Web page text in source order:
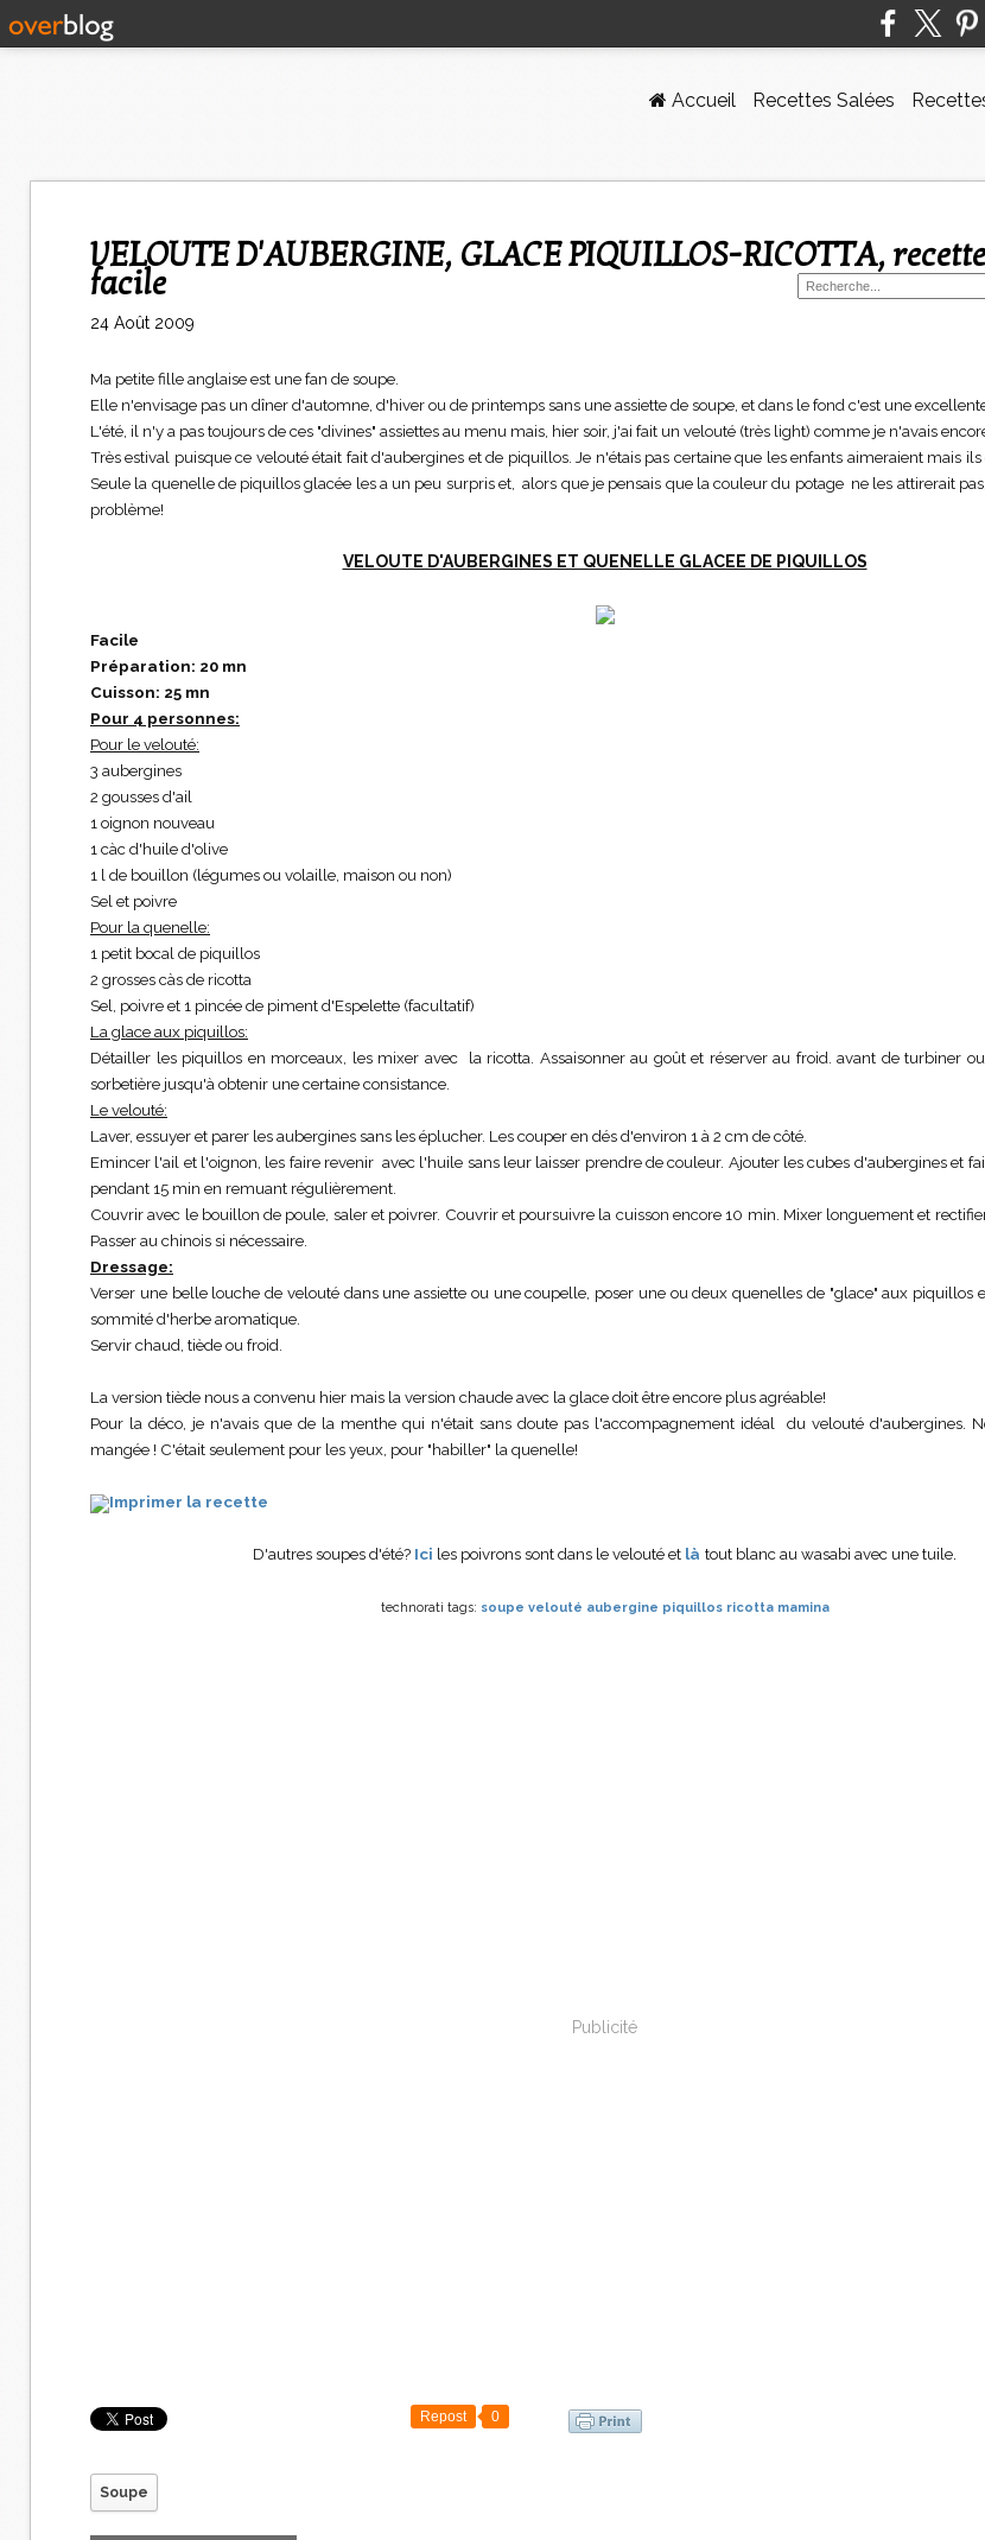
Accueil Recettes Salées
VELOUTE D'AUBERGINE, GLACE PIQUILLOS-RICOTTA, recette light et
facile
24 Août 2009
Ma petite fille anglaise est une fan de soupe.
Elle n'envisage pas un dîner d'automne, d'hiver ou de printemps sans une assiette de soupe, et dans le fond c'est une
L'été, il n'y a pas toujours de ces "divines" assiettes au menu mais, hier soir, j'ai fait un velouté (très light) comme je n'avais
Très estival puisque ce velouté était fait d'aubergines et de piquillos. Je n'étais pas certaine que les enfants aimeraient mais
Seule la quenelle de piquillos glacée les a un peu surpris et, alors que je pensais que la couleur du potage ne les attirerait
problème!
VELOUTE D'AUBERGINES ET QUENELLE GLACEE DE PIQUILLOS
Facile
Préparation: 20 mn
Cuisson: 25 mn
Pour 4 personnes:
Pour le velouté:
3 aubergines
2 gousses d'ail
1 oignon nouveau
1 càc d'huile d'olive
1 l de bouillon (légumes ou volaille, maison ou non)
Sel et poivre
Pour la quenelle:
1 petit bocal de piquillos
2 grosses càs de ricotta
Sel, poivre et 1 pincée de piment d'Espelette (facultatif)
La glace aux piquillos:
Détailler les piquillos en morceaux, les mixer avec la ricotta. Assaisonner au goût et réserver au froid. avant de turbiner
sorbetière jusqu'à obtenir une certaine consistance.
Le velouté:
Laver, essuyer et parer les aubergines sans les éplucher. Les couper en dés d'environ 1 à 2 cm de côté.
Emincer l'ail et l'oignon, les faire revenir avec l'huile sans leur laisser prendre de couleur. Ajouter les cubes d'aubergines et
pendant 15 min en remuant régulièrement.
Couvrir avec le bouillon de poule, saler et poivrer. Couvrir et poursuivre la cuisson encore 10 min. Mixer longuement et
Passer au chinois si nécessaire.
Dressage:
Verser une belle louche de velouté dans une assiette ou une coupelle, poser une ou deux quenelles de "glace" aux piquillos
sommité d'herbe aromatique.
Servir chaud, tiède ou froid.
La version tiède nous a convenu hier mais la version chaude avec la glace doit être encore plus agréable!
Pour la déco, je n'avais que de la menthe qui n'était sans doute pas l'accompagnement idéal du velouté d'aubergines.
mangée ! C'était seulement pour les yeux, pour "habiller" la quenelle!
Imprimer la recette
D'autres soupes d'été? Ici les poivrons sont dans le velouté et là tout blanc au wasabi avec une tuile
technorati tags: soupe velouté aubergine piquillos ricotta mamina
Publicité
Repost 0
Soupe